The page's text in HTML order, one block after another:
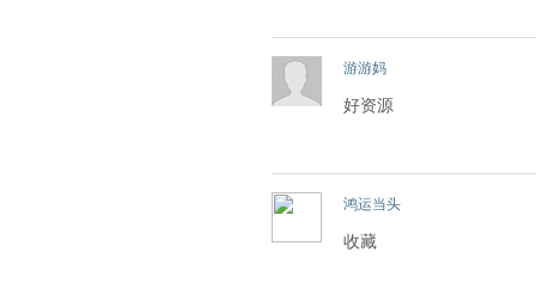
游游妈
好资源
鸿运当头
收藏